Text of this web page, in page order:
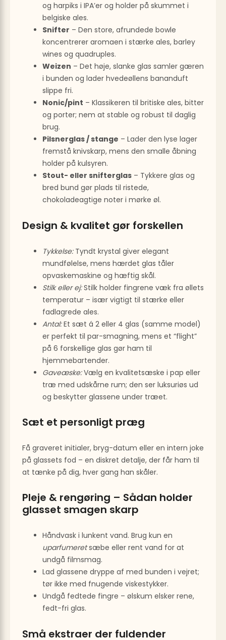
og harpiks i IPA’er og holder på skummet i
belgiske ales.
Snifter – Den store, afrundede bowle
koncentrerer aromaen i stærke ales, barley
wines og quadruples.
Weizen – Det høje, slanke glas samler gæren
i bunden og lader hvedeøllens bananduft
slippe fri.
Nonic/pint – Klassikeren til britiske ales, bitter
og porter; nem at stable og robust til daglig
brug.
Pilsnerglas / stange – Lader den lyse lager
fremstå knivskarp, mens den smalle åbning
holder på kulsyren.
Stout- eller snifterglas – Tykkere glas og
bred bund gør plads til ristede,
chokoladeagtige noter i mørke øl.
Design & kvalitet gør forskellen
Tykkelse:Tyndt krystal giver elegant
mundfølelse, mens hærdet glas tåler
opvaskemaskine og hæftig skål.
Stilk eller ej:Stilk holder fingrene væk fra øllets
temperatur – især vigtigt til stærke eller
fadlagrede ales.
Antal:Et sæt á 2 eller 4 glas (samme model)
er perfekt til par-smagning, mens et “flight”
på 6 forskellige glas gør ham til
hjemmebartender.
Gaveæske:Vælg en kvalitetsæske i pap eller
træ med udskårne rum; den ser luksuriøs ud
og beskytter glassene under træet.
Sæt et personligt præg
Få graveret initialer, bryg-datum eller en intern joke
på glassets fod – en diskret detalje, der får ham til
at tænke på dig, hver gang han skåler.
Pleje & rengøring – Sådan holder
glasset smagen skarp
Håndvask i lunkent vand. Brug kun en
uparfumeretsæbe eller rent vand for at
undgå filmsmag.
Lad glassene dryppe af med bunden i vejret;
tør ikke med fnugende viskestykker.
Undgå fedtede fingre – ølskum elsker rene,
fedt-fri glas.
Små ekstraer der fuldender